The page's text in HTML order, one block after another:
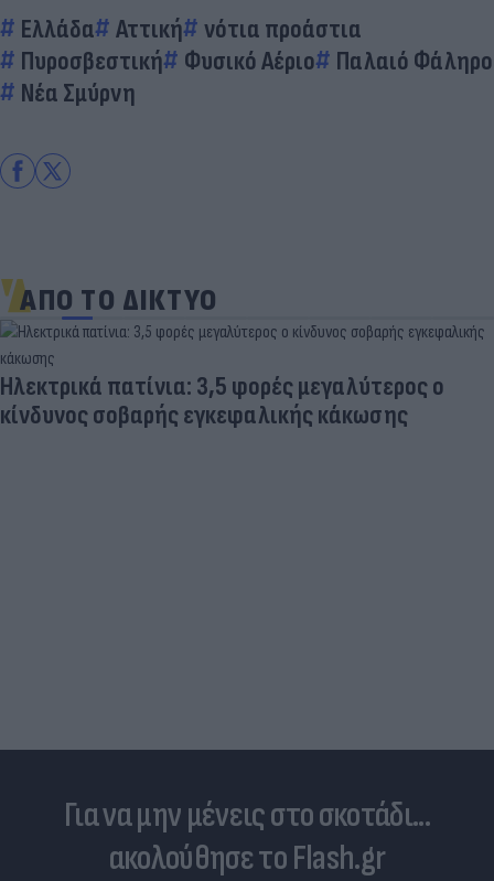
Ελλάδα Αττική
νότια προάστια
Πυροσβεστική
Φυσικό Αέριο
Παλαιό Φάληρο
Νέα Σμύρνη
ΑΠΟ ΤΟ ΔΙΚΤΥΟ
Ηλεκτρικά πατίνια: 3,5 φορές μεγαλύτερος ο
κίνδυνος σοβαρής εγκεφαλικής κάκωσης
Για να μην μένεις στο σκοτάδι...
ακολούθησε το Flash.gr